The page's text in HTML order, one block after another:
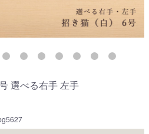
選べる右手 左手